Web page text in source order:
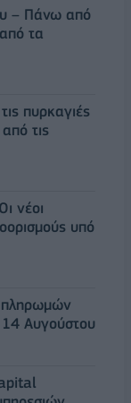
– Πάνω από
τα
πυρκαγιές
τις
νέοι
υπό
πληρωμών
Αυγούστου